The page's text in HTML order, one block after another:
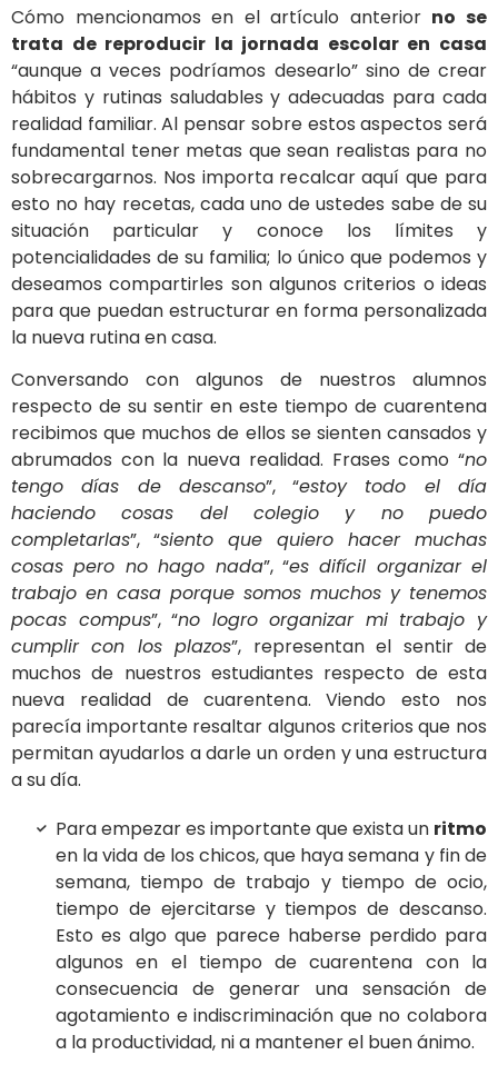
Cómo mencionamos en el artículo anterior no se
trata de reproducir la jornada escolar en casa
“aunque a veces podríamos desearlo” sino de crear
hábitos y rutinas saludables y adecuadas para cada
realidad familiar. Al pensar sobre estos aspectos será
fundamental tener metas que sean realistas para no
sobrecargarnos. Nos importa recalcar aquí que para
esto no hay recetas, cada uno de ustedes sabe de su
situación particular y conoce los límites y
potencialidades de su familia; lo único que podemos y
deseamos compartirles son algunos criterios o ideas
para que puedan estructurar en forma personalizada
la nueva rutina en casa.
Conversando con algunos de nuestros alumnos
respecto de su sentir en este tiempo de cuarentena
recibimos que muchos de ellos se sienten cansados y
abrumados con la nueva realidad. Frases como “no
tengo días de descanso”, “estoy todo el día
haciendo cosas del colegio y no puedo
completarlas”, “siento que quiero hacer muchas
cosas pero no hago nada”, “es difícil organizar el
trabajo en casa porque somos muchos y tenemos
pocas compus”, “no logro organizar mi trabajo y
cumplir con los plazos”, representan el sentir de
muchos de nuestros estudiantes respecto de esta
nueva realidad de cuarentena. Viendo esto nos
parecía importante resaltar algunos criterios que nos
permitan ayudarlos a darle un orden y una estructura
a su día.
Para empezar es importante que exista un ritmo
en la vida de los chicos, que haya semana y fin de
semana, tiempo de trabajo y tiempo de ocio,
tiempo de ejercitarse y tiempos de descanso.
Esto es algo que parece haberse perdido para
algunos en el tiempo de cuarentena con la
consecuencia de generar una sensación de
agotamiento e indiscriminación que no colabora
a la productividad, ni a mantener el buen ánimo.